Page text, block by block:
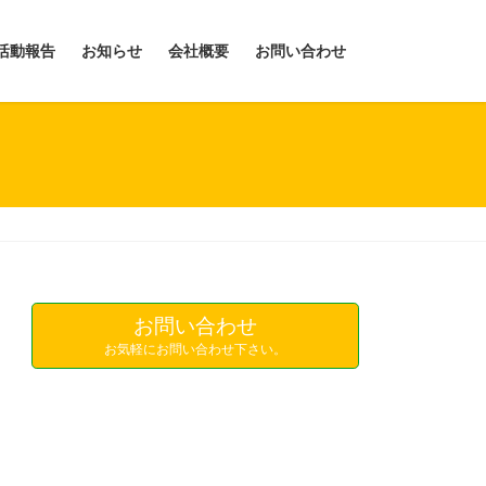
動報告 お知らせ 会社概要 お問い合わせ
お問い合わせ
お気軽にお問い合わせ下さい。